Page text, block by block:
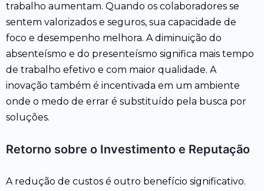
trabalho aumentam. Quando os colaboradores se
sentem valorizados e seguros, sua capacidade de
foco e desempenho melhora. A diminuição do
absenteísmo e do presenteísmo significa mais tempo
de trabalho efetivo e com maior qualidade. A
inovação também é incentivada em um ambiente
onde o medo de errar é substituído pela busca por
soluções.
Retorno sobre o Investimento e Reputação
A redução de custos é outro benefício significativo.